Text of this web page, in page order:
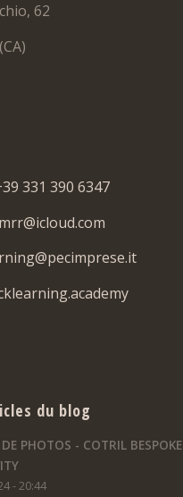
62
331 390 6347
du blog
DE PHOTOS - COTRIL BESPOKE
- 20:44